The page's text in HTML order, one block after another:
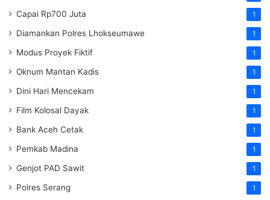
Capai Rp700 Juta 1
Diamankan Polres Lhokseumawe 1
Modus Proyek Fiktif 1
Oknum Mantan Kadis 1
Dini Hari Mencekam 1
Film Kolosal Dayak 1
Bank Aceh Cetak 1
Pemkab Madina 1
Genjot PAD Sawit 1
Polres Serang 1